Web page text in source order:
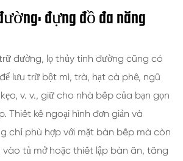
đựng đồ đa năng
đường, lọ thủy tinh đường cũng có
lưu trữ bột mì, trà, hạt cà phê, ngũ
v. v., giữ cho nhà bếp của bạn gọn
Thiết kế ngoại hình đơn giản và
chỉ phù hợp với mặt bàn bếp mà còn
vào tủ mở hoặc thiết lập bàn ăn, tăng